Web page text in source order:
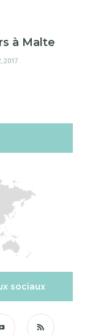
à Malte
2017
sociaux